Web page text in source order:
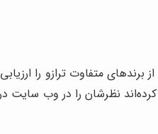
برندهای متفاوت ترازو را
کرده‌اند نظرشان را در وب